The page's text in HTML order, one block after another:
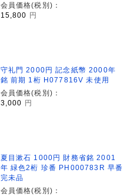
会員価格(税別)：
15,800
円
守礼門 2000円 記念紙幣 2000年
銘 前期 1桁 H077816V 未使用
会員価格(税別)：
3,000
円
夏目漱石 1000円 財務省銘 2001
年 緑色2桁 珍番 PH000783R 早番
完未品
会員価格(税別)：